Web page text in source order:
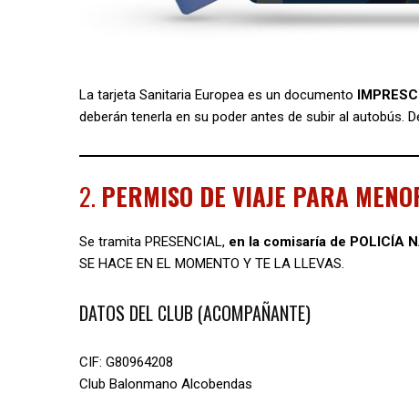
La tarjeta Sanitaria Europea es un documento
deberán tenerla en su poder antes de subir al autobús.
2. PERMISO DE VIAJE PARA
Se tramita PRESENCIAL, en la comisaría de POLICÍA
SE HACE EN EL MOMENTO Y TE LA LLEVAS.
DATOS DEL CLUB (ACOMPAÑANTE)
CIF: G80964208
Club Balonmano Alcobendas